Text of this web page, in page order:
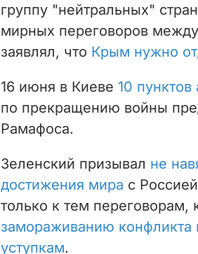
группу "нейтральных"
мирных переговоров
заявлял, что Крым нужно
16 июня в Киеве 10
по прекращению войны
Рамафоса.
Зеленский призывал не
достижения мира с
только к тем переговорам,
замораживанию конфликта
уступкам.